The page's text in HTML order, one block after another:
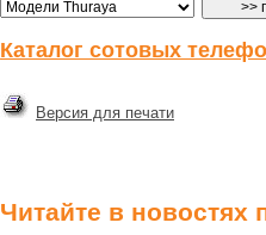
Каталог сотовых
Версия для печати
Читайте в новостях